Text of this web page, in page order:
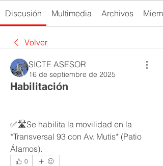
Discusión Multimedia Archivos
Volver
SICTE ASESOR
16 de septiembre de 2025
Habilitación
✅🛣️Se habilita la movilidad en la
*Transversal 93 con Av. Mutis* (Patio
Álamos).
0